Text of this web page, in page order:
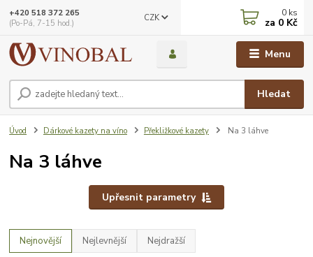
Menu
CZK
Hledat
+420 518 372 265
(Po-Pá, 7-15 hod.)
0 ks
za 0 Kč
Úvod Dárkové kazety na víno Překližkové kazety Na 3 láhve
Na 3 láhve
Upřesnit parametry
Nejnovější Nejlevnější Nejdražší